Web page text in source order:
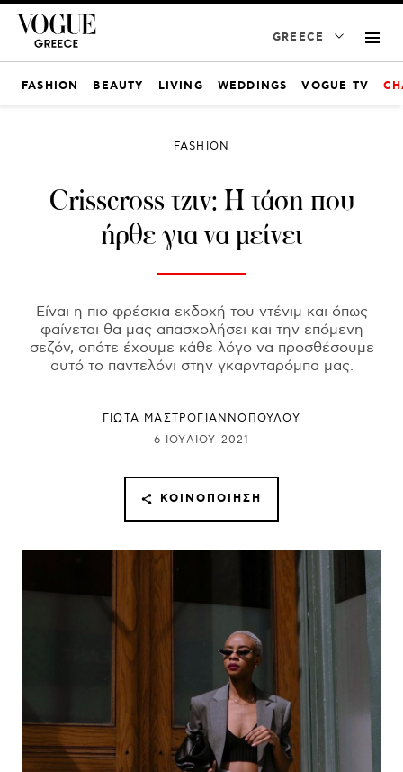
GREECE
FASHION BEAUTY LIVING WEDDINGS VOGUE TV
FASHION
Crisscross τζιν: Η τάση που
ήρθε για να μείνει
Είναι η πιο φρέσκια εκδοχή του ντένιμ και όπως
φαίνεται θα μας απασχολήσει και την επόμενη
σεζόν, οπότε έχουμε κάθε λόγο να προσθέσουμε
αυτό το παντελόνι στην γκαρνταρόμπα μας.
ΓΙΩΤΑ ΜΑΣΤΡΟΓΙΑΝΝΟΠΟΥΛΟΥ
6 ΙΟΥΛΊΟΥ 2021
ΚΟΙΝΟΠΟΊΗΣΗ